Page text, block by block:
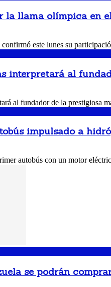
la llama olímpica en
este lunes su
interpretará al
al fundador de la prestigiosa
impulsado a
autobús con un motor
se podrán